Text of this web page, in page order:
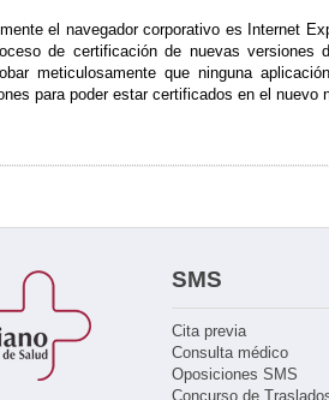
el navegador corporativo es Internet
de certificación de nuevas versiones
meticulosamente que ninguna
para poder estar certificados en el nuevo
SMS
Cita previa
Consulta médico
Oposiciones SMS
Concurso de